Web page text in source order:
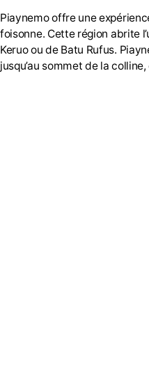
Piaynemo offre une
foisonne. Cette région abrite
Keruo ou de Batu Rufus.
jusqu’au sommet de la